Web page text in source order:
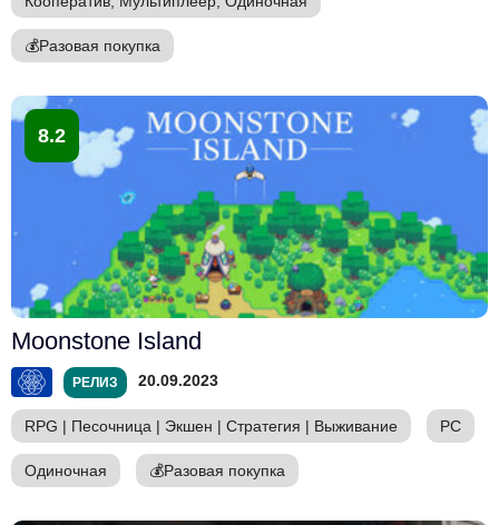
💰Разовая покупка
8.2
Moonstone Island
РЕЛИЗ 20.09.2023
RPG | Песочница | Экшен | Стратегия | Выживание PC
Одиночная 💰Разовая покупка